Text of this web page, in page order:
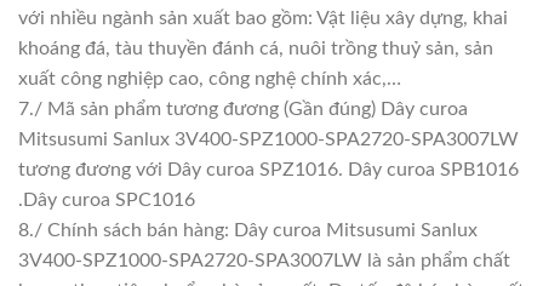
với nhiều ngành sản xuất bao gồm: Vật liệu xây dựng, khai
khoáng đá, tàu thuyền đánh cá, nuôi trồng thuỷ sản, sản
xuất công nghiệp cao, công nghệ chính xác,…
7./ Mã sản phẩm tương đương (Gần đúng) Dây curoa
Mitsusumi Sanlux 3V400-SPZ1000-SPA2720-SPA3007LW
tương đương với Dây curoa SPZ1016. Dây curoa SPB1016
.Dây curoa SPC1016
8./ Chính sách bán hàng: Dây curoa Mitsusumi Sanlux
3V400-SPZ1000-SPA2720-SPA3007LW là sản phẩm chất